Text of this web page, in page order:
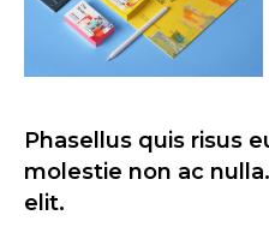
Phasellus quis risus
molestie non ac
elit.